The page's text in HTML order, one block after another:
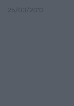
25/03/2012